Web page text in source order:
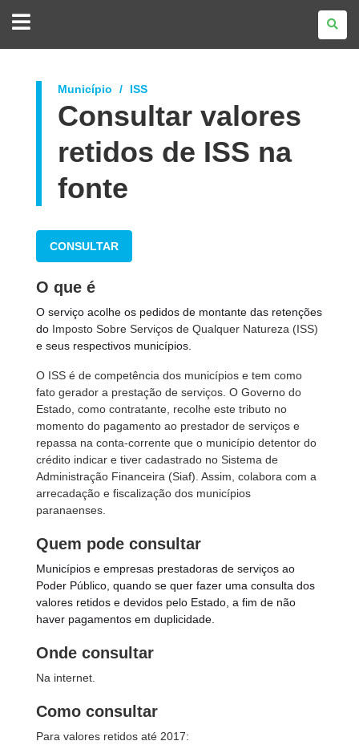
DO
Município ISS
Consultar valores
retidos de ISS na
fonte
CONSULTAR
O que é
O serviço acolhe os pedidos de montante das retenções
do Imposto Sobre Serviços de Qualquer Natureza (ISS)
e seus respectivos municípios.
O ISS é de competência dos municípios e tem como
fato gerador a prestação de serviços. O Governo do
Estado, como contratante, recolhe este tributo no
momento do pagamento ao prestador de serviços e
repassa na conta-corrente que o município detentor do
crédito indicar e tiver cadastrado no Sistema de
Administração Financeira (Siaf). Assim, colabora com a
arrecadação e fiscalização dos municípios
paranaenses.
Quem pode consultar
Municípios e empresas prestadoras de serviços ao
Poder Público, quando se quer fazer uma consulta dos
valores retidos e devidos pelo Estado, a fim de não
haver pagamentos em duplicidade.
Onde consultar
Na internet.
Como consultar
Para valores retidos até 2017: